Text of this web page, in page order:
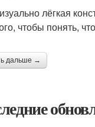
лёгкая
чтобы понять,
дальше →